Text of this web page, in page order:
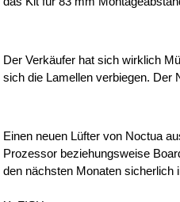
Der Verkäufer hat sich wirklich
sich die Lamellen verbiegen. Der
Einen neuen Lüfter von Noctua
Prozessor beziehungsweise
den nächsten Monaten sicherlich